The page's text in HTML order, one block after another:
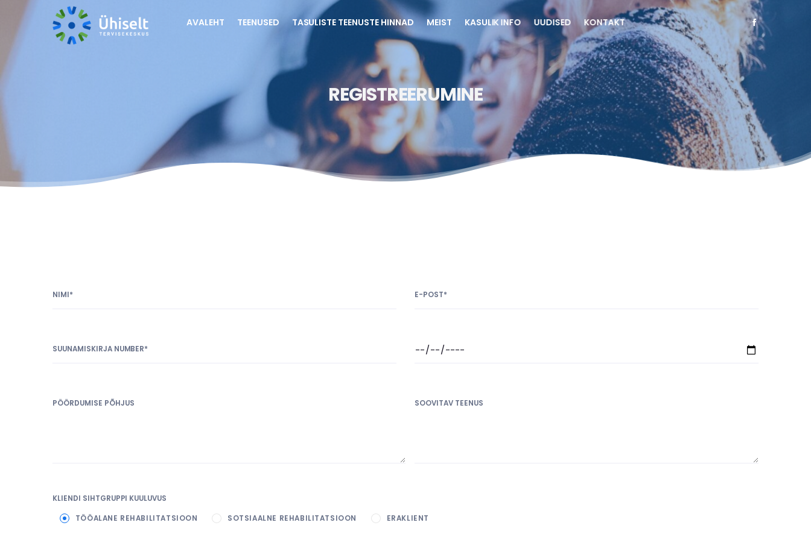
AVALEHT TEENUSED TASULISTE TEENUSTE HINNAD MEIST KASULIK INFO UUDISED KONTAKT
REGISTREERUMINE
NIMI* E-POST*
SUUNAMISKIRJA NUMBER*
PÖÖRDUMISE PÕHJUS SOOVITAV TEENUS
KLIENDI SIHTGRUPPI KUULUVUS
TÖÖALANE REHABILITATSIOON SOTSIAALNE REHABILITATSIOON ERAKLIENT